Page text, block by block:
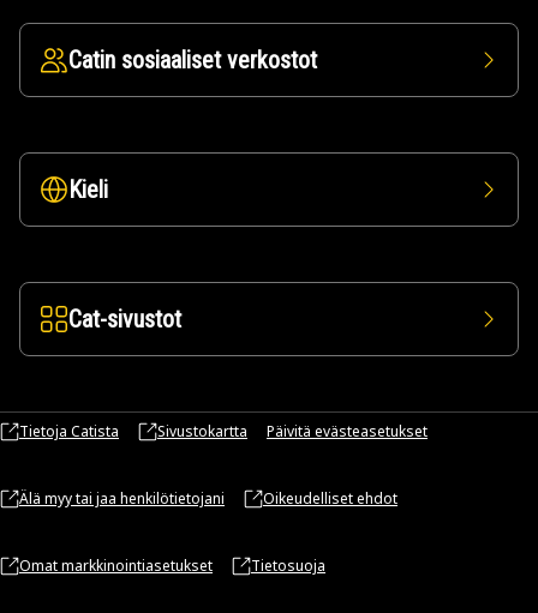
Catin sosiaaliset verkostot
Kieli
Cat-sivustot
Tietoja Catista Sivustokartta Päivitä evästeasetukset
Älä myy tai jaa henkilötietojani Oikeudelliset ehdot
Omat markkinointiasetukset Tietosuoja